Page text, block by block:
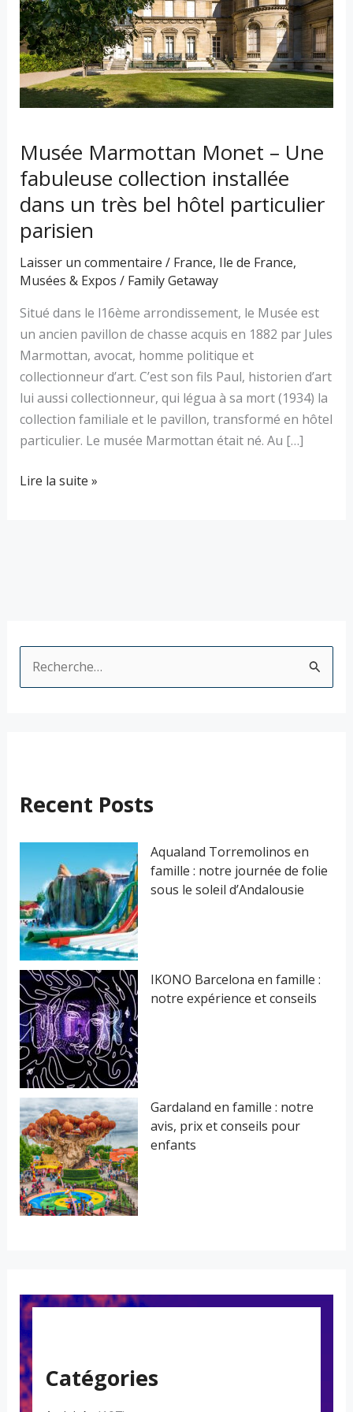
Musée Marmottan Monet – Une
fabuleuse collection installée
dans un très bel hôtel particulier
parisien
Laisser un commentaire / France, Ile de France,
Musées & Expos / Family Getaway
Situé dans le l16ème arrondissement, le Musée est
un ancien pavillon de chasse acquis en 1882 par Jules
Marmottan, avocat, homme politique et
collectionneur d’art. C’est son fils Paul, historien d’art
lui aussi collectionneur, qui légua à sa mort (1934) la
collection familiale et le pavillon, transformé en hôtel
particulier. Le musée Marmottan était né. Au […]
fabuleuse
collection
installée
dans
un
bel
hôtel
particulier
parisien
Lire la suite »
r
h
e
r
:
Recent Posts
Aqualand Torremolinos en
famille : notre journée de folie
sous le soleil d’Andalousie
IKONO Barcelona en famille :
notre expérience et conseils
Gardaland en famille : notre
avis, prix et conseils pour
enfants
Catégories